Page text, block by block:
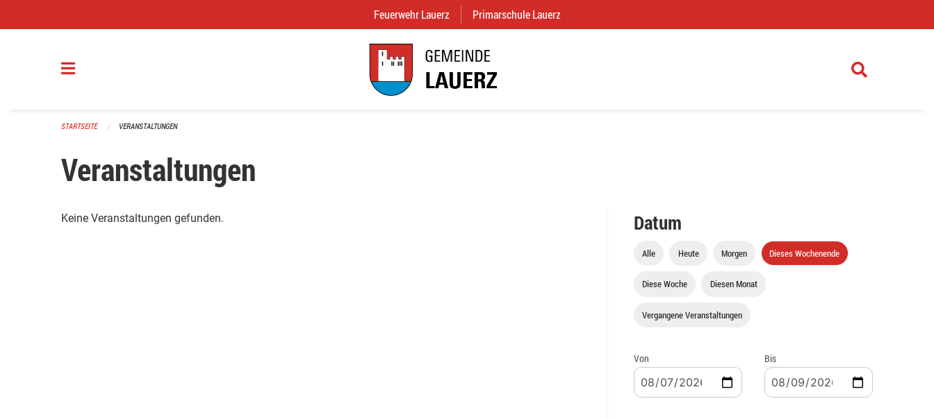
Feuerwehr Lauerz (External Link)
Primarschule Lauerz
STARTSEITE VERANSTALTUNGEN
Veranstaltungen
Keine Veranstaltungen gefunden. Datum
Alle Heute Morgen Dieses Wochenende
Diese Woche Diesen Monat
Vergangene Veranstaltungen
Von Bis